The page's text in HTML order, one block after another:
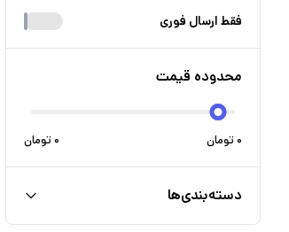
فقط ارسال فوری
محدوده قیمت
۰ تومان ۰ تومان
دسته‌بندی‌ها